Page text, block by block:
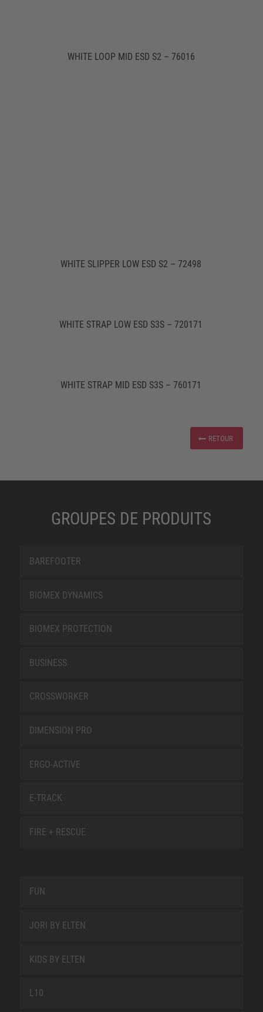
WHITE LOOP MID ESD S2 – 76016
WHITE SLIPPER LOW ESD S2 – 72498
WHITE STRAP LOW ESD S3S – 720171
WHITE STRAP MID ESD S3S – 760171
RETOUR
GROUPES DE PRODUITS
BAREFOOTER
BIOMEX DYNAMICS
BIOMEX PROTECTION
BUSINESS
CROSSWORKER
DIMENSION PRO
ERGO-ACTIVE
E-TRACK
FIRE + RESCUE
FUN
JORI BY ELTEN
KIDS BY ELTEN
L10